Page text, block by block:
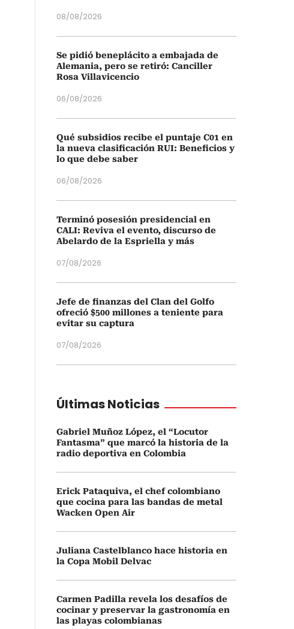
08/08/2026
Se pidió beneplácito a embajada de
Alemania, pero se retiró: Canciller
Rosa Villavicencio
06/08/2026
Qué subsidios recibe el puntaje C01 en
la nueva clasificación RUI: Beneficios y
lo que debe saber
06/08/2026
Terminó posesión presidencial en
CALI: Reviva el evento, discurso de
Abelardo de la Espriella y más
07/08/2026
Jefe de finanzas del Clan del Golfo
ofreció $500 millones a teniente para
evitar su captura
07/08/2026
Últimas Noticias
Gabriel Muñoz López, el “Locutor
Fantasma” que marcó la historia de la
radio deportiva en Colombia
Erick Pataquiva, el chef colombiano
que cocina para las bandas de metal
Wacken Open Air
Juliana Castelblanco hace historia en
la Copa Mobil Delvac
Carmen Padilla revela los desafíos de
cocinar y preservar la gastronomía en
las playas colombianas